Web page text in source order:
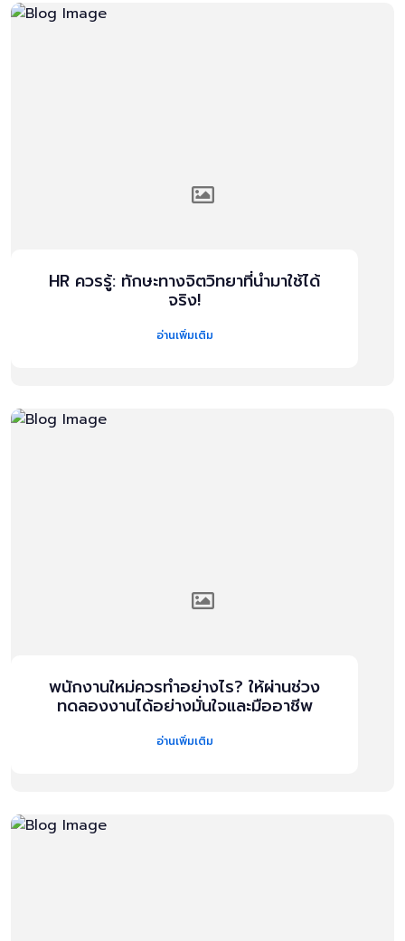
HR ควรรู้: ทักษะทางจิตวิทยาที่นำมาใช้ได้
จริง!
อ่านเพิ่มเติม
พนักงานใหม่ควรทำอย่างไร? ให้ผ่านช่วง
ทดลองงานได้อย่างมั่นใจและมืออาชีพ
อ่านเพิ่มเติม